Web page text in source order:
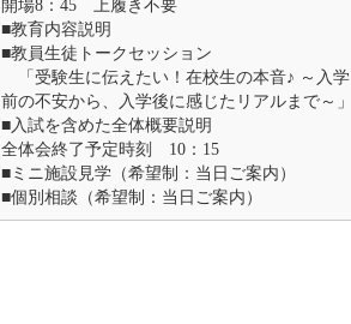
開場8：45 上履き不要
■教育内容説明
■教員生徒トークセッション
「受験生に伝えたい！在校生の本音♪ ～入学
前の不安から、入学後に感じたリアルまで～」
■入試を含めた全体概要説明
全体会終了予定時刻 10：15
■ミニ施設見学（希望制：当日ご案内）
■個別相談（希望制：当日ご案内）